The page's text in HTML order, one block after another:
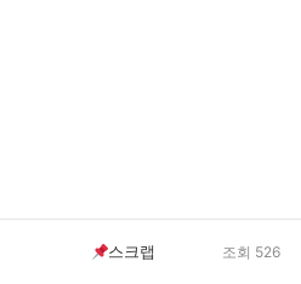
스크랩 조회 526